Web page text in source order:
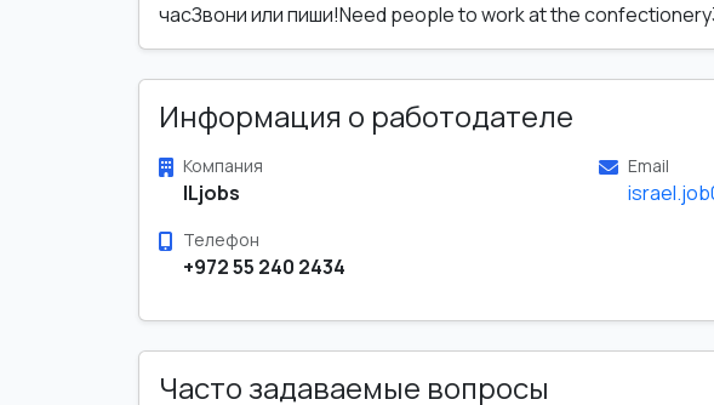
часЗвони или пиши!Need people to work at the
Информация о работодателе
Компания
ILjobs
Email
Телефон
+972 55 240 2434
Часто задаваемые вопросы